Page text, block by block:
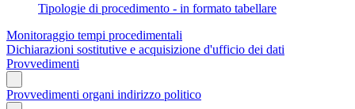
Tipologie di procedimento - in formato tabellare
Monitoraggio tempi procedimentali
Dichiarazioni sostitutive e acquisizione d'ufficio dei dati
Provvedimenti
Provvedimenti organi indirizzo politico